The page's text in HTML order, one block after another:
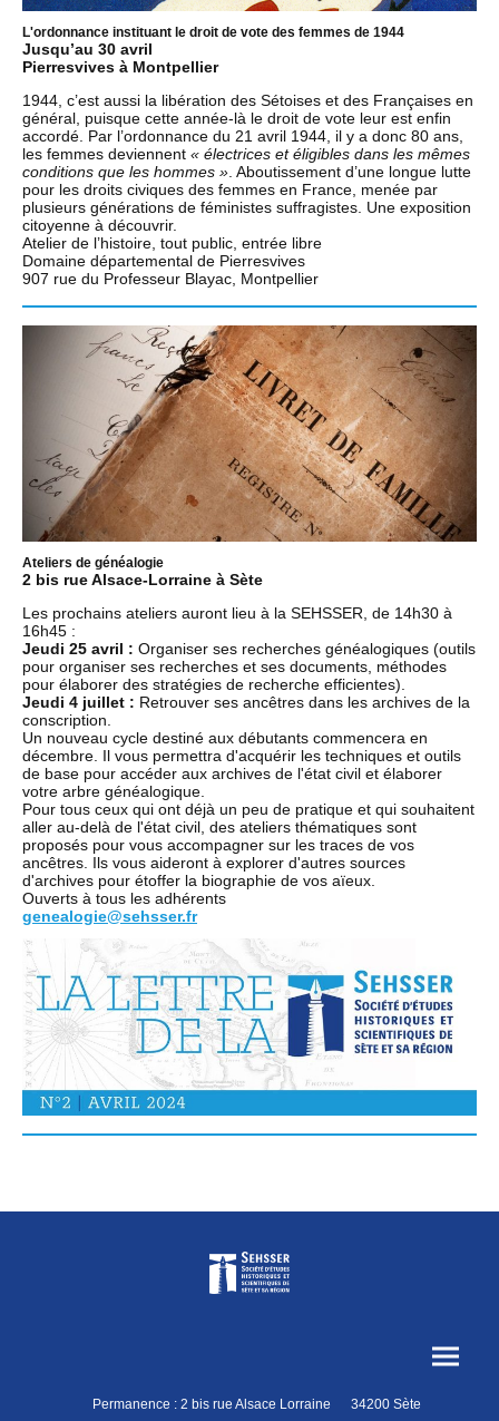
L'ordonnance instituant le droit de vote des femmes de 1944
Jusqu’au 30 avril
Pierresvives à Montpellier
1944, c’est aussi la libération des Sétoises et des Françaises en
général, puisque cette année-là le droit de vote leur est enfin
accordé. Par l’ordonnance du 21 avril 1944, il y a donc 80 ans,
les femmes deviennent « électrices et éligibles dans les mêmes
conditions que les hommes ». Aboutissement d’une longue lutte
pour les droits civiques des femmes en France, menée par
plusieurs générations de féministes suffragistes. Une exposition
citoyenne à découvrir.
Atelier de l’histoire, tout public, entrée libre
Domaine départemental de Pierresvives
907 rue du Professeur Blayac, Montpellier
Ateliers de généalogie
2 bis rue Alsace-Lorraine à Sète
Les prochains ateliers auront lieu à la SEHSSER, de 14h30 à
16h45 :
Jeudi 25 avril : Organiser ses recherches généalogiques (outils
pour organiser ses recherches et ses documents, méthodes
pour élaborer des stratégies de recherche efficientes).
Jeudi 4 juillet : Retrouver ses ancêtres dans les archives de la
conscription.
Un nouveau cycle destiné aux débutants commencera en
décembre. Il vous permettra d'acquérir les techniques et outils
de base pour accéder aux archives de l'état civil et élaborer
votre arbre généalogique.
Pour tous ceux qui ont déjà un peu de pratique et qui souhaitent
aller au-delà de l'état civil, des ateliers thématiques sont
proposés pour vous accompagner sur les traces de vos
ancêtres. Ils vous aideront à explorer d'autres sources
d'archives pour étoffer la biographie de vos aïeux.
Ouverts à tous les adhérents
genealogie@sehsser.fr
Permanence : 2 bis rue Alsace Lorraine 34200 Sète